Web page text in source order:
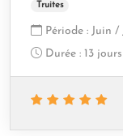
Truites
Période : Juin /
Durée : 13